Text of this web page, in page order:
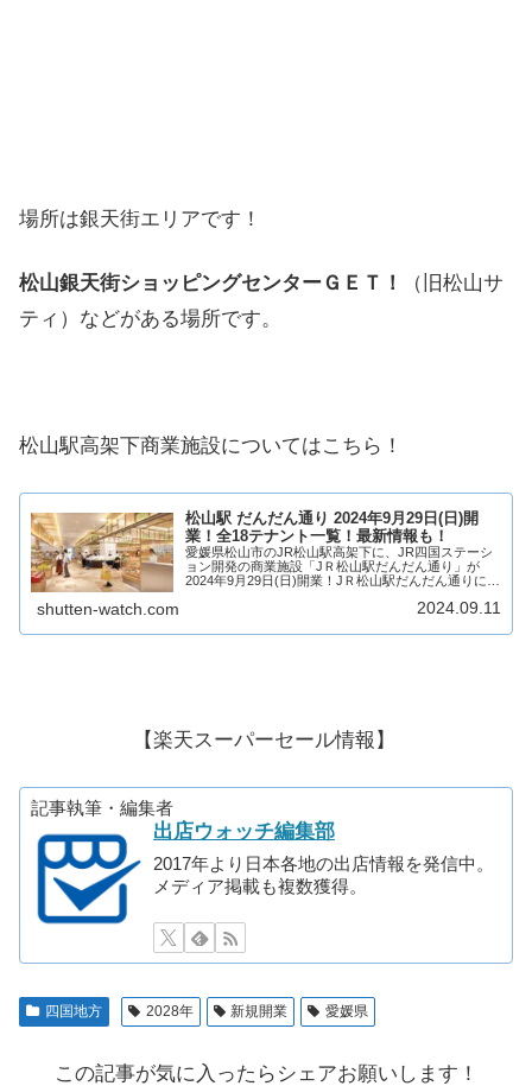
場所は銀天街エリアです！
松山銀天街ショッピングセンターＧＥＴ！
（旧松山サ
ティ）などがある場所です。
松山駅高架下商業施設についてはこちら！
松山駅 だんだん通り 2024年9月29日(日)開
業！全18テナント一覧！最新情報も！
愛媛県松山市のJR松山駅高架下に、JR四国ステーシ
ョン開発の商業施設「JＲ松山駅だんだん通り」が
2024年9月29日(日)開業！JＲ松山駅だんだん通りには
リニューアルによって誕生します！そん...
shutten-watch.com 2024.09.11
【楽天スーパーセール情報】
記事執筆・編集者
出店ウォッチ編集部
2017年より日本各地の出店情報を発信中。
メディア掲載も複数獲得。
四国地方 2028年 新規開業 愛媛県
この記事が気に入ったらシェアお願いします！